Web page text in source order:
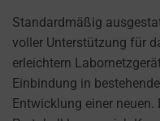
Standardmäßig
voller Unterstützung für
erleichtern
Einbindung in
Entwicklung einer